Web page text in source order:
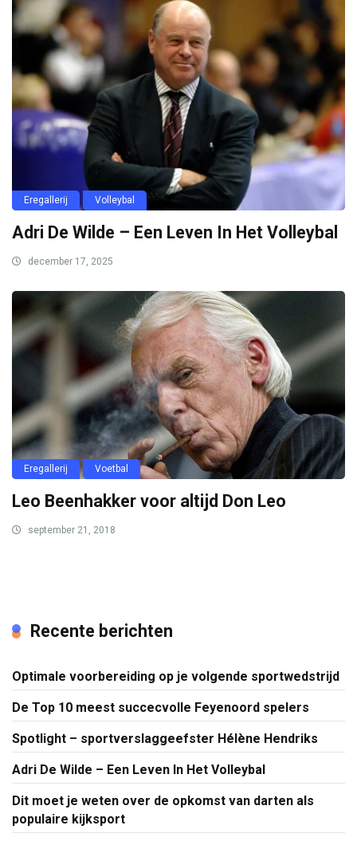
Eregallerij Volleybal
Adri De Wilde – Een Leven In Het Volleybal
december 17, 2025
Eregallerij Voetbal
Leo Beenhakker voor altijd Don Leo
september 21, 2018
Recente berichten
Optimale voorbereiding op je volgende sportwedstrijd
De Top 10 meest succecvolle Feyenoord spelers
Spotlight – sportverslaggeefster Hélène Hendriks
Adri De Wilde – Een Leven In Het Volleybal
Dit moet je weten over de opkomst van darten als
populaire kijksport